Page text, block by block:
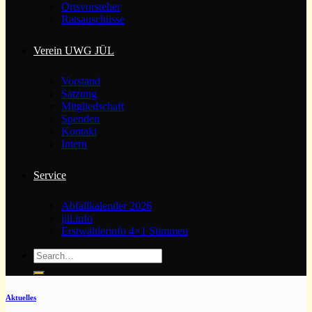
Ortsvorsteher
Ratsauschüsse
Verein UWG JÜL
Vorstand
Satzung
Mitgliedschaft
Spenden
Kontakt
Intern
Service
Abfallkalender 2026
jül.info
Erstwählerinfo 4×1 Stimmen
Aktuelles